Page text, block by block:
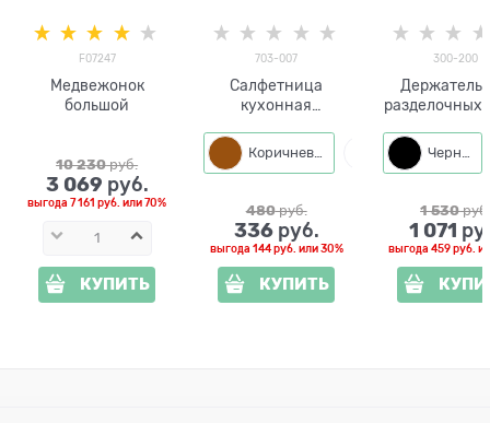
F07247
Медвежонок
большой
10 230 руб.
3 069 руб.
выгода7 161 руб. или70%
КУПИТЬ
703-007
Салфетница
кухонная
Коричневый
480 руб.
336 руб.
выгода 144 руб. или30%
КУПИТЬ
300-200
Держатель для
разделочных
Черный
1 530
1 071
выгода459 руб.